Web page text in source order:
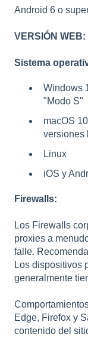
Android 6 o
VERSIÓN WEB:
Sistema
Windows
"Modo S"
macOS
versiones
Linux
iOS y
Firewalls:
Los Firewalls
proxies a
falle.
Los dispositivos
generalmente
Edge, Firefox y
contenido del